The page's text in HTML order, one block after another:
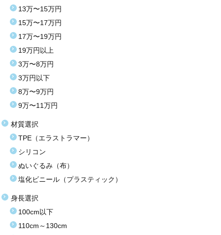
13万〜15万円
15万〜17万円
17万〜19万円
19万円以上
3万〜8万円
3万円以下
8万〜9万円
9万〜11万円
材質選択
TPE（エラストラマー）
シリコン
ぬいぐるみ（布）
塩化ビニール（プラスティック）
身長選択
100cm以下
110cm～130cm